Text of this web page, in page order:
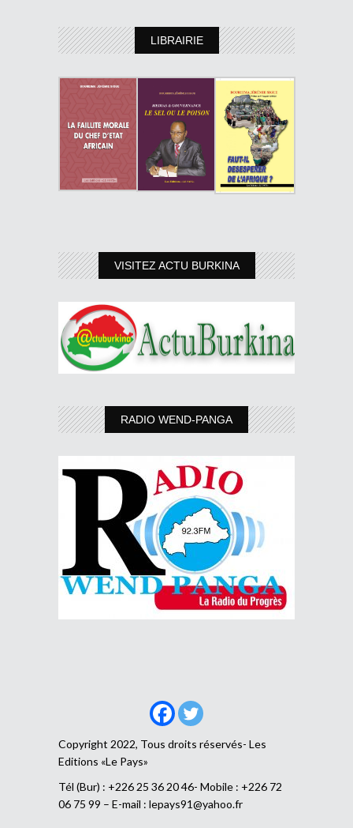
LIBRAIRIE
VISITEZ ACTU BURKINA
RADIO WEND-PANGA
Copyright 2022, Tous droits réservés- Les
Editions «Le Pays»
Tél (Bur) : +226 25 36 20 46- Mobile : +226 72
06 75 99 – E-mail : lepays91@yahoo.fr